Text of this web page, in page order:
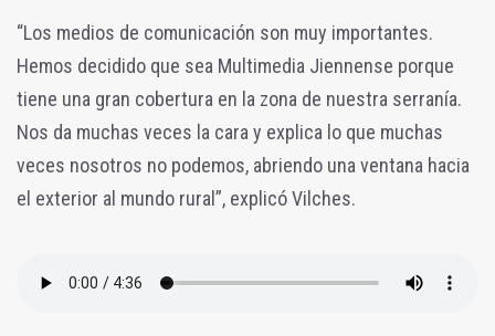
“Los medios de comunicación son muy importantes.
Hemos decidido que sea Multimedia Jiennense porque
tiene una gran cobertura en la zona de nuestra serranía.
Nos da muchas veces la cara y explica lo que muchas
veces nosotros no podemos, abriendo una ventana hacia
el exterior al mundo rural”, explicó Vilches.